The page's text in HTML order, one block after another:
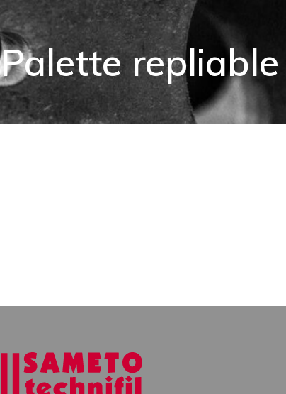
Palette repliable